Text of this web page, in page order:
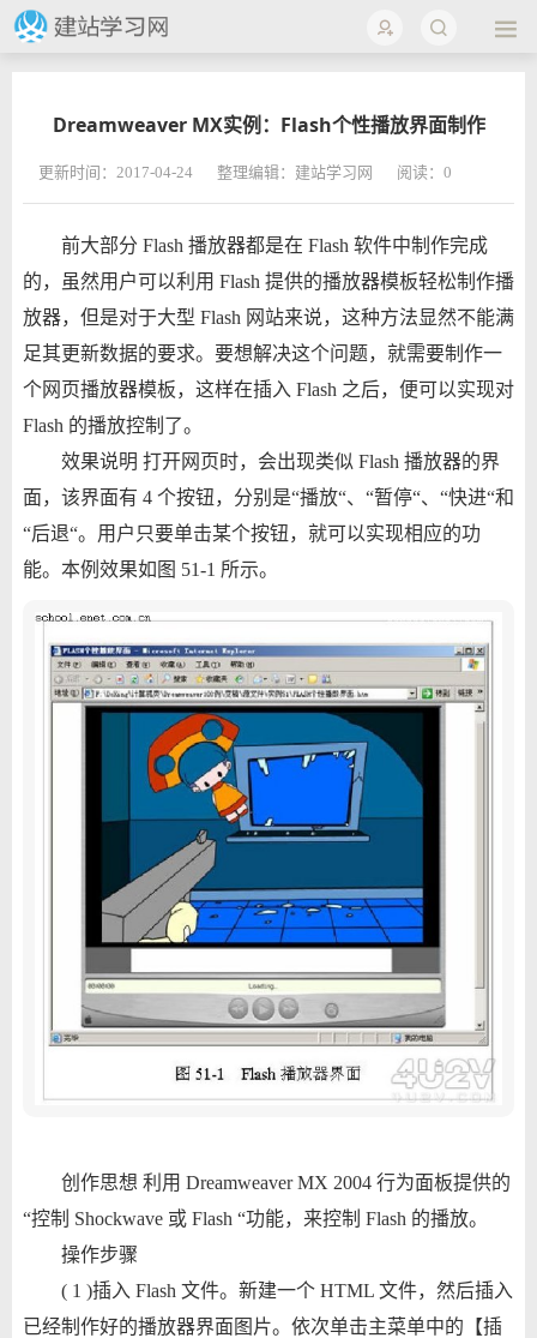
Dreamweaver MX实例：Flash个性播放界面制作
更新时间：2017-04-24 整理编辑：建站学习网 阅读： 0
前大部分 Flash 播放器都是在 Flash 软件中制作完成
的，虽然用户可以利用 Flash 提供的播放器模板轻松制作播
放器，但是对于大型 Flash 网站来说，这种方法显然不能满
足其更新数据的要求。要想解决这个问题，就需要制作一
个网页播放器模板，这样在插入 Flash 之后，便可以实现对
Flash 的播放控制了。
效果说明 打开网页时，会出现类似 Flash 播放器的界
面，该界面有 4 个按钮，分别是“播放“、“暂停“、“快进“和
“后退“。用户只要单击某个按钮，就可以实现相应的功
能。本例效果如图 51-1 所示。
创作思想 利用 Dreamweaver MX 2004 行为面板提供的
“控制 Shockwave 或 Flash “功能，来控制 Flash 的播放。
操作步骤
( 1 )插入 Flash 文件。新建一个 HTML 文件，然后插入
已经制作好的播放器界面图片。依次单击主菜单中的【插